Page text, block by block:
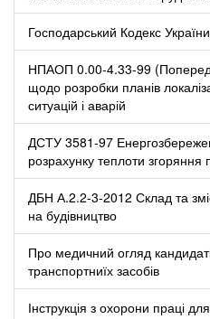
Господарський Кодекс України
НПАОП 0.00-4.33-99
щодо розробки планів
ситуацій і аварій
ДСТУ 3581-97
розрахунку теплоти згоряння
ДБН А.2.2-3-2012 Склад та
на будівництво
Про медичний огляд
транспортниїх засобів
Інструкція з охорони праці